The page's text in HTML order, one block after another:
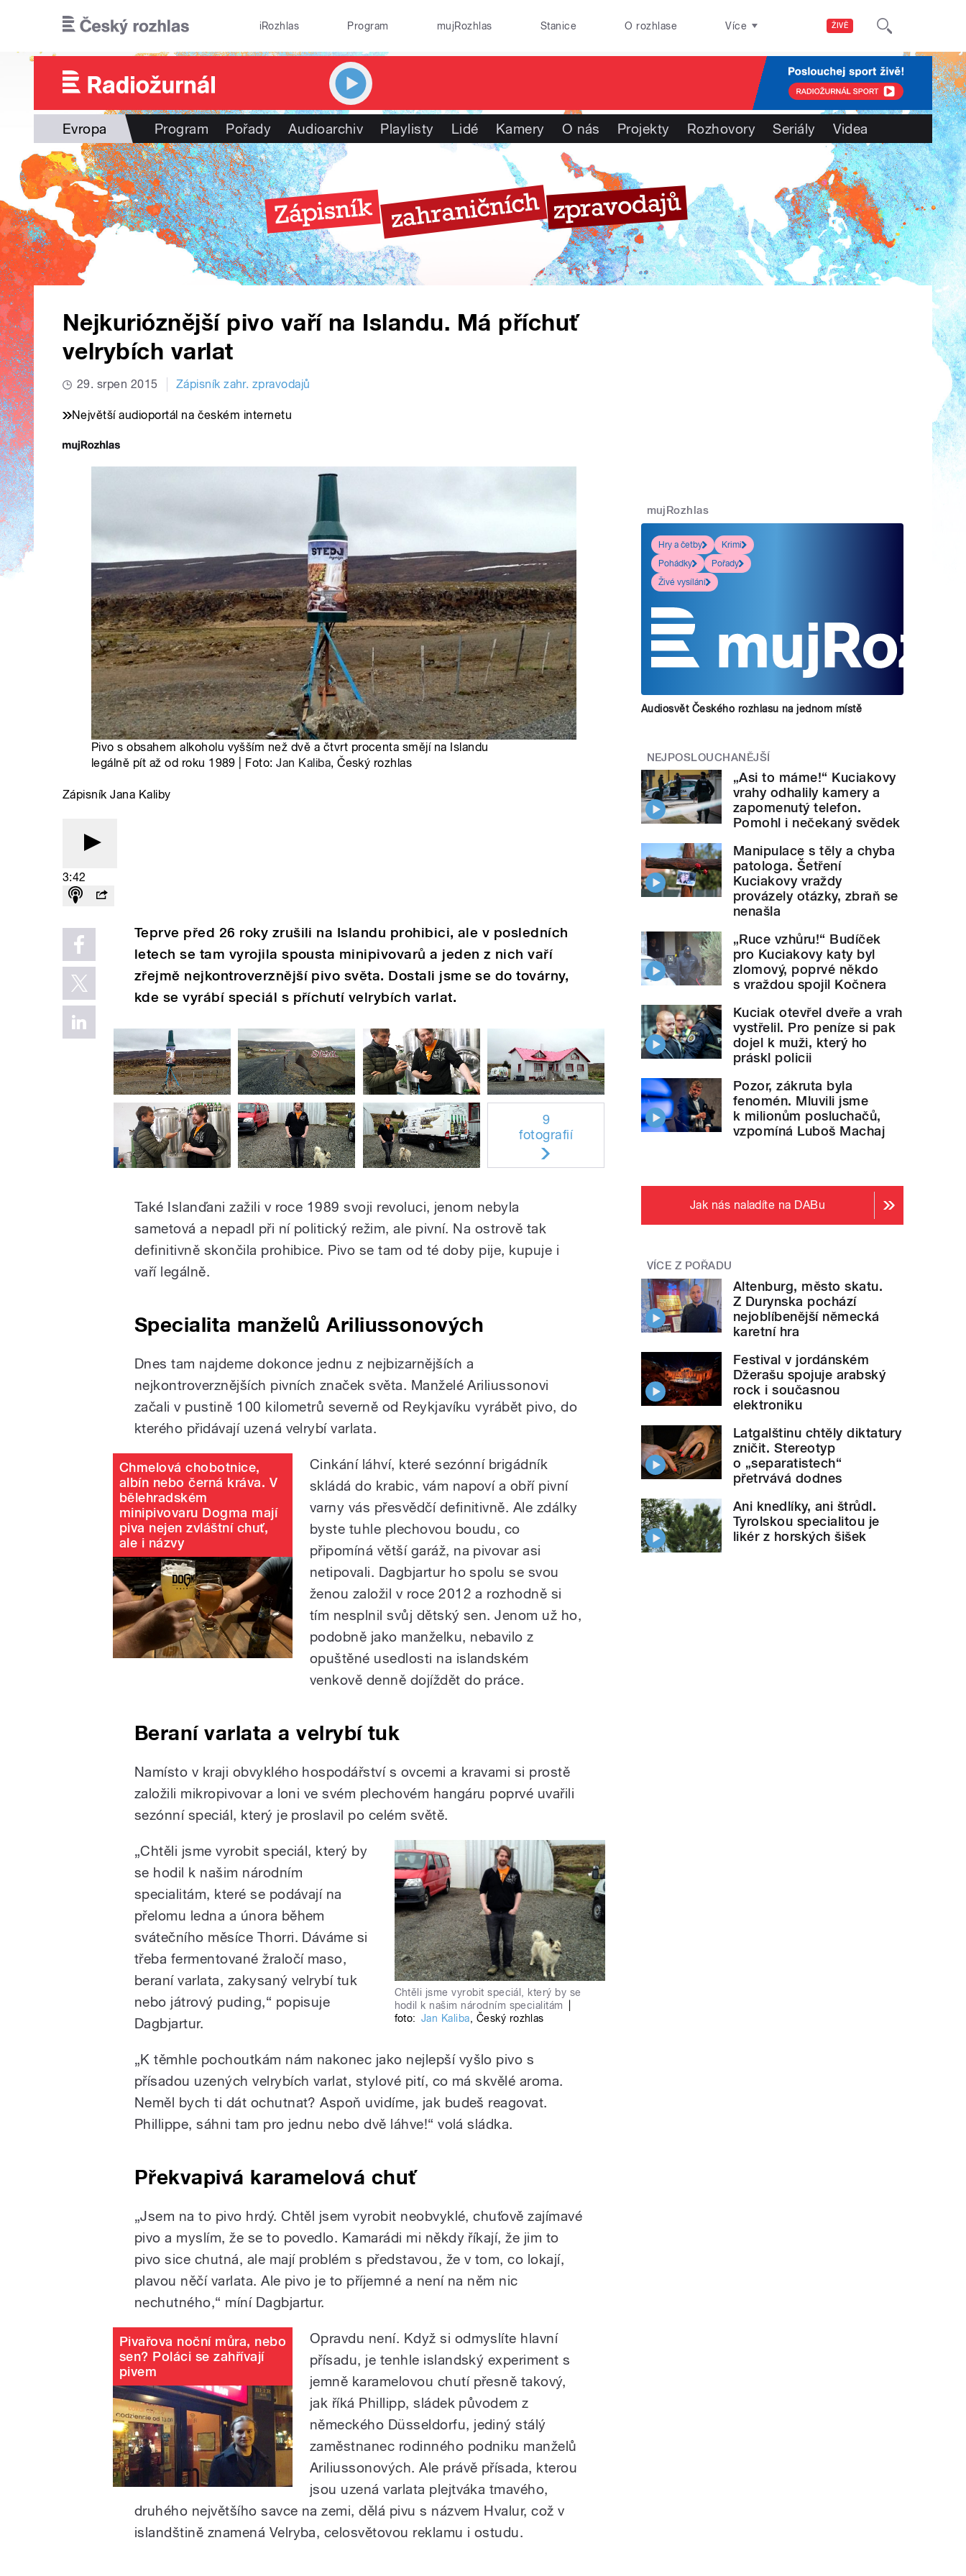
ŽIVĚ
iRozhlas Program mujRozhlas Stanice O rozhlase Více
Evropa Program Pořady Audioarchiv Playlisty Lidé Kamery O nás Projekty Rozhovory Seriály Videa
Nejkurióznější pivo vaří na Islandu. Má příchuť
velrybích varlat
29. srpen 2015 Zápisník zahr. zpravodajů
Největší audioportál na českém internetu
Pivo s obsahem alkoholu vyšším než dvě a čtvrt procenta smějí na Islandu
legálně pít až od roku 1989 | Foto:Jan Kaliba, Český rozhlas
Zápisník Jana Kaliby
3:42
Teprve před 26 roky zrušili na Islandu prohibici, ale v posledních
letech se tam vyrojila spousta minipivovarů a jeden z nich vaří
zřejmě nejkontroverznější pivo světa. Dostali jsme se do továrny,
kde se vyrábí speciál s příchutí velrybích varlat.
9
fotografií
Také Islanďani zažili v roce 1989 svoji revoluci, jenom nebyla
sametová a nepadl při ní politický režim, ale pivní. Na ostrově tak
definitivně skončila prohibice. Pivo se tam od té doby pije, kupuje i
vaří legálně.
Specialita manželů Ariliussonových
Dnes tam najdeme dokonce jednu z nejbizarnějších a
nejkontroverznějších pivních značek světa. Manželé Ariliussonovi
začali v pustině 100 kilometrů severně od Reykjavíku vyrábět pivo, do
kterého přidávají uzená velrybí varlata.
Chmelová chobotnice,
albín nebo černá kráva. V
bělehradském
minipivovaru Dogma mají
piva nejen zvláštní chuť,
ale i názvy
Cinkání láhví, které sezónní brigádník
skládá do krabic, vám napoví a obří pivní
varny vás přesvědčí definitivně. Ale zdálky
byste tuhle plechovou boudu, co
připomíná větší garáž, na pivovar asi
netipovali. Dagbjartur ho spolu se svou
ženou založil v roce 2012 a rozhodně si
tím nesplnil svůj dětský sen. Jenom už ho,
podobně jako manželku, nebavilo z
opuštěné usedlosti na islandském
venkově denně dojíždět do práce.
Beraní varlata a velrybí tuk
Namísto v kraji obvyklého hospodářství s ovcemi a kravami si prostě
založili mikropivovar a loni ve svém plechovém hangáru poprvé uvařili
sezónní speciál, který je proslavil po celém světě.
Chtěli jsme vyrobit speciál, který by se
hodil k našim národním specialitám
foto: Jan Kaliba, Český rozhlas
„Chtěli jsme vyrobit speciál, který by
se hodil k našim národním
specialitám, které se podávají na
přelomu ledna a února během
svátečního měsíce Thorri. Dáváme si
třeba fermentované žraločí maso,
beraní varlata, zakysaný velrybí tuk
nebo játrový puding,“ popisuje
Dagbjartur.
„K těmhle pochoutkám nám nakonec jako nejlepší vyšlo pivo s
přísadou uzených velrybích varlat, stylové pití, co má skvělé aroma.
Neměl bych ti dát ochutnat? Aspoň uvidíme, jak budeš reagovat.
Phillippe, sáhni tam pro jednu nebo dvě láhve!“ volá sládka.
Překvapivá karamelová chuť
„Jsem na to pivo hrdý. Chtěl jsem vyrobit neobvyklé, chuťově zajímavé
pivo a myslím, že se to povedlo. Kamarádi mi někdy říkají, že jim to
pivo sice chutná, ale mají problém s představou, že v tom, co lokají,
plavou něčí varlata. Ale pivo je to příjemné a není na něm nic
nechutného,“ míní Dagbjartur.
Pivařova noční můra, nebo
sen? Poláci se zahřívají
pivem
Opravdu není. Když si odmyslíte hlavní
přísadu, je tenhle islandský experiment s
jemně karamelovou chutí přesně takový,
jak říká Phillipp, sládek původem z
německého Düsseldorfu, jediný stálý
zaměstnanec rodinného podniku manželů
Ariliussonových. Ale právě přísada, kterou
jsou uzená varlata plejtváka tmavého,
druhého největšího savce na zemi, dělá pivu s názvem Hvalur, což v
islandštině znamená Velryba, celosvětovou reklamu i ostudu.
mujRozhlas
Hry a četby
Krimi
Pohádky
Pořady
Živé vysílání
Audiosvět Českého rozhlasu na jednom místě
NEJPOSLOUCHANĚJŠÍ
„Asi to máme!“ Kuciakovy
vrahy odhalily kamery a
zapomenutý telefon.
Pomohl i nečekaný svědek
Manipulace s těly a chyba
patologa. Šetření
Kuciakovy vraždy
provázely otázky, zbraň se
nenašla
„Ruce vzhůru!“ Budíček
pro Kuciakovy katy byl
zlomový, poprvé někdo
s vraždou spojil Kočnera
Kuciak otevřel dveře a vrah
vystřelil. Pro peníze si pak
dojel k muži, který ho
práskl policii
Pozor, zákruta byla
fenomén. Mluvili jsme
k milionům posluchačů,
vzpomíná Luboš Machaj
Jak nás naladíte na DABu
VÍCE Z POŘADU
Altenburg, město skatu.
Z Durynska pochází
nejoblíbenější německá
karetní hra
Festival v jordánském
Džerašu spojuje arabský
rock i současnou
elektroniku
Latgalštinu chtěly diktatury
zničit. Stereotyp
o „separatistech“
přetrvává dodnes
Ani knedlíky, ani štrůdl.
Tyrolskou specialitou je
likér z horských šišek